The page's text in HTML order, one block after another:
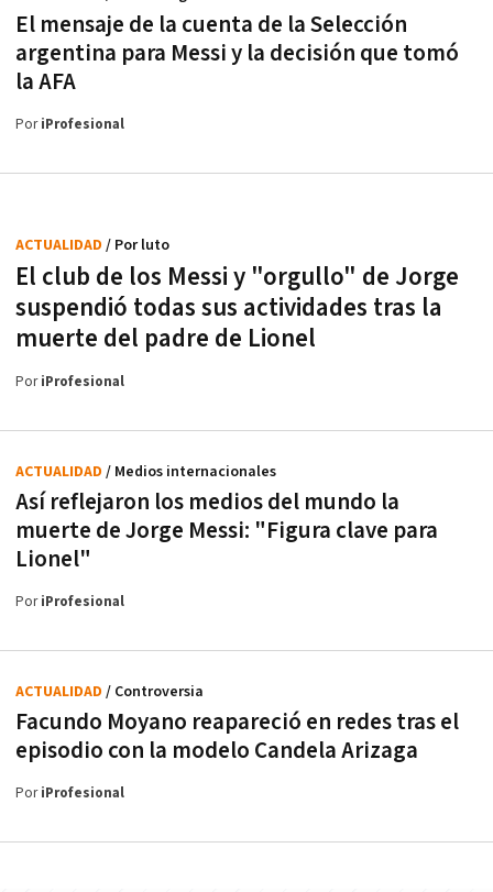
El mensaje de la cuenta de la Selección
argentina para Messi y la decisión que tomó
la AFA
PoriProfesional
El club de los Messi y "orgullo" de Jorge
suspendió todas sus actividades tras la
muerte del padre de Lionel
ACTUALIDAD / Por luto
PoriProfesional
Así reflejaron los medios del mundo la
muerte de Jorge Messi: "Figura clave para
Lionel"
ACTUALIDAD / Medios internacionales
PoriProfesional
Facundo Moyano reapareció en redes tras el
episodio con la modelo Candela Arizaga
ACTUALIDAD / Controversia
PoriProfesional